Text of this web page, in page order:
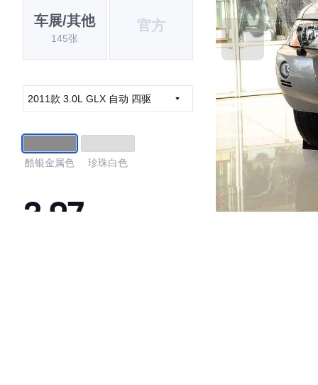
车展/其他
145张
官方
2011款 3.0L GLX 自动 四驱
酷银金属色 珍珠白色
3.97